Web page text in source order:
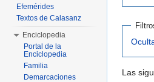
Las
Efemérides
Textos de Calasanz
Enciclopedia
Portal de la
Enciclopedia
Familia
Demarcaciones